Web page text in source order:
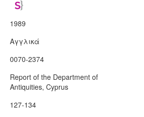
1989
Αγγλικά
0070-2374
Report of the Department of
Antiquities, Cyprus
127-134